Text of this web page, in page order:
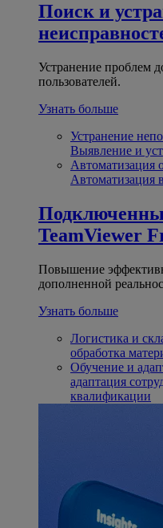
Поиск и
Устранение проблем
пользователей.
Узнать больше
Устранение
Выявление и
Автоматизация
Автоматизация
TeamViewer
Повышение
дополненной
Узнать больше
Логистика и
обработка
Обучение и
адаптация
квалификации